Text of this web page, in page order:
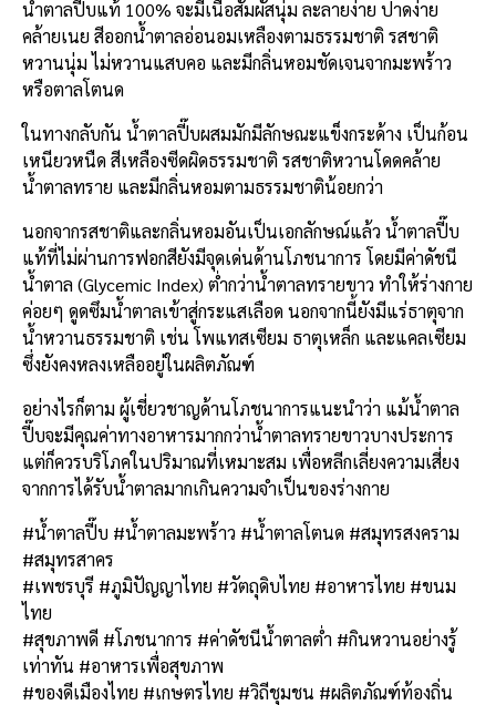
น้ำตาลปี๊บแท้ 100% จะมีเนื้อสัมผัสนุ่ม ละลายง่าย ปาดง่าย
คล้ายเนย สีออกน้ำตาลอ่อนอมเหลืองตามธรรมชาติ รสชาติ
หวานนุ่ม ไม่หวานแสบคอ และมีกลิ่นหอมชัดเจนจากมะพร้าว
หรือตาลโตนด
ในทางกลับกัน น้ำตาลปี๊บผสมมักมีลักษณะแข็งกระด้าง เป็นก้อน
เหนียวหนืด สีเหลืองซีดผิดธรรมชาติ รสชาติหวานโดดคล้าย
น้ำตาลทราย และมีกลิ่นหอมตามธรรมชาติน้อยกว่า
นอกจากรสชาติและกลิ่นหอมอันเป็นเอกลักษณ์แล้ว น้ำตาลปี๊บ
แท้ที่ไม่ผ่านการฟอกสียังมีจุดเด่นด้านโภชนาการ โดยมีค่าดัชนี
น้ำตาล (Glycemic Index) ต่ำกว่าน้ำตาลทรายขาว ทำให้ร่างกาย
ค่อยๆ ดูดซึมน้ำตาลเข้าสู่กระแสเลือด นอกจากนี้ยังมีแร่ธาตุจาก
น้ำหวานธรรมชาติ เช่น โพแทสเซียม ธาตุเหล็ก และแคลเซียม
ซึ่งยังคงหลงเหลืออยู่ในผลิตภัณฑ์
อย่างไรก็ตาม ผู้เชี่ยวชาญด้านโภชนาการแนะนำว่า แม้น้ำตาล
ปี๊บจะมีคุณค่าทางอาหารมากกว่าน้ำตาลทรายขาวบางประการ
แต่ก็ควรบริโภคในปริมาณที่เหมาะสม เพื่อหลีกเลี่ยงความเสี่ยง
จากการได้รับน้ำตาลมากเกินความจำเป็นของร่างกาย
#น้ำตาลปี๊บ #น้ำตาลมะพร้าว #น้ำตาลโตนด #สมุทรสงคราม
#สมุทรสาคร
#เพชรบุรี #ภูมิปัญญาไทย #วัตถุดิบไทย #อาหารไทย #ขนม
ไทย
#สุขภาพดี #โภชนาการ #ค่าดัชนีน้ำตาลต่ำ #กินหวานอย่างรู้
เท่าทัน #อาหารเพื่อสุขภาพ
#ของดีเมืองไทย #เกษตรไทย #วิถีชุมชน #ผลิตภัณฑ์ท้องถิ่น